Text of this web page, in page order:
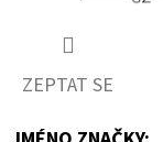
ZEPTAT SE